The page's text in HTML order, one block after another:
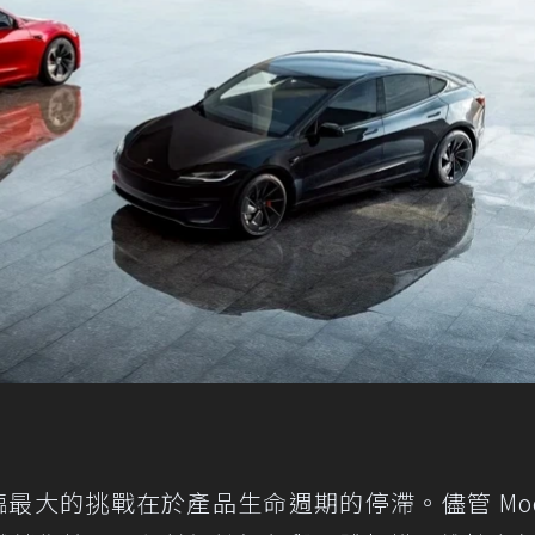
大的挑戰在於產品生命週期的停滯。儘管